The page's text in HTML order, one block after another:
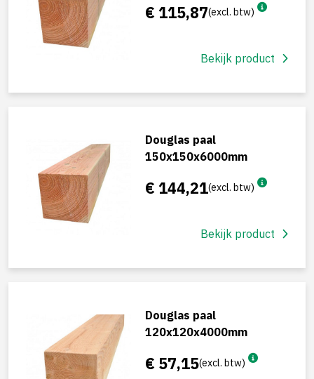
€ 115,87(excl. btw)
Bekijk product
Douglas paal
150x150x6000mm
€ 144,21(excl. btw)
Bekijk product
Douglas paal
120x120x4000mm
€ 57,15(excl. btw)